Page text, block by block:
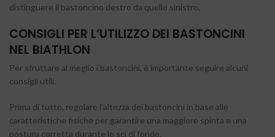
distinguere il bastoncino destro da quello sinistro.
CONSIGLI PER L’UTILIZZO DEI BASTONCINI
NEL BIATHLON
Per sfruttare al meglio i bastoncini, è importante seguire alcuni
consigli utili.
Prima di tutto, regolare l’altezza dei bastoncini in base alle
caratteristiche fisiche per garantire una maggiore spinta e una
postura corretta durante lo sci di fondo.